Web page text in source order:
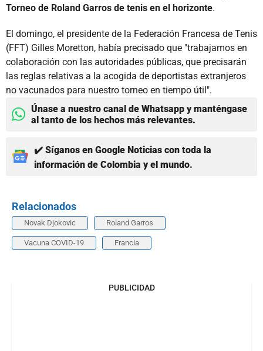
Torneo de Roland Garros de tenis en el horizonte.
El domingo, el presidente de la Federación Francesa de Tenis
(FFT) Gilles Moretton, había precisado que "trabajamos en
colaboración con las autoridades públicas, que precisarán
las reglas relativas a la acogida de deportistas extranjeros
no vacunados para nuestro torneo en tiempo útil".
Únase a nuestro canal de Whatsapp y manténgase
al tanto de los hechos más relevantes.
✔️ Síganos en Google Noticias con toda la
información de Colombia y el mundo.
Relacionados
Novak Djokovic Roland Garros
Vacuna COVID-19 Francia
PUBLICIDAD